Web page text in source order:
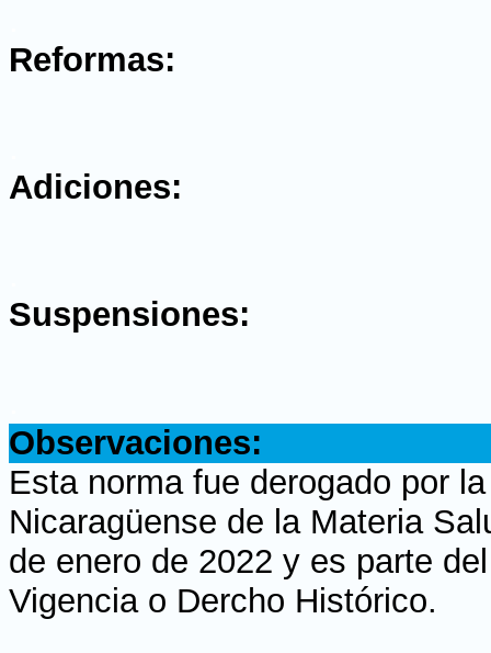
Reformas:
Adiciones:
Suspensiones:
Observaciones:
Esta norma fue derogado por
Nicaragüense de la Materia
de enero de 2022 y es parte
Vigencia o Dercho Histórico.